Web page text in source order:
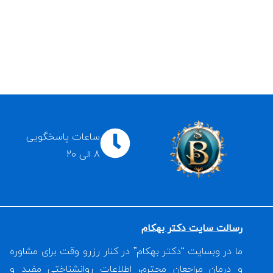
ساعات پاسخگویی
8 الی 20
رسالت سایت دکتر بهکام
ما در وبسایت “دکتر بهکام” در کنار رزرو وقت برای مشاوره
و درمان مراجعان محترم، اطلاعات روانشناختی مفید و